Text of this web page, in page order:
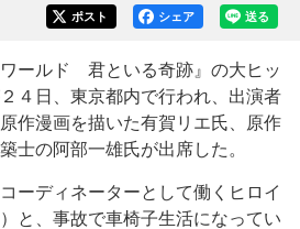
送る
シェア
ポスト
ールド 君といる奇跡』の大ヒッ
４日、東京都内で行われ、出演者
作漫画を描いた有賀リエ氏、原作
士の阿部一雄氏が出席した。
ーディネーターとして働くヒロイ
と、事故で車椅子生活になってい